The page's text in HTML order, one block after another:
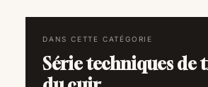
DANS CETTE CATÉGORIE
Série techniques de